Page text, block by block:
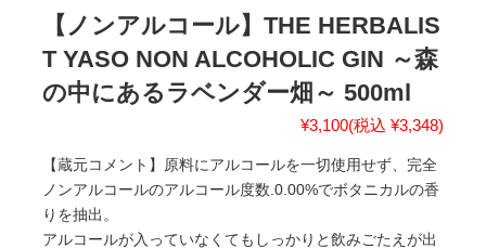
【ノンアルコール】THE HERBALIS
T YASO NON ALCOHOLIC GIN ～森
の中にあるラベンダー畑～ 500ml
¥3,100(税込 ¥3,348)
【蔵元コメント】原料にアルコールを一切使用せず、完全
ノンアルコールのアルコール度数.0.00%でボタニカルの香
りを抽出。
アルコールが入っていなくてもしっかりと飲みごたえが出